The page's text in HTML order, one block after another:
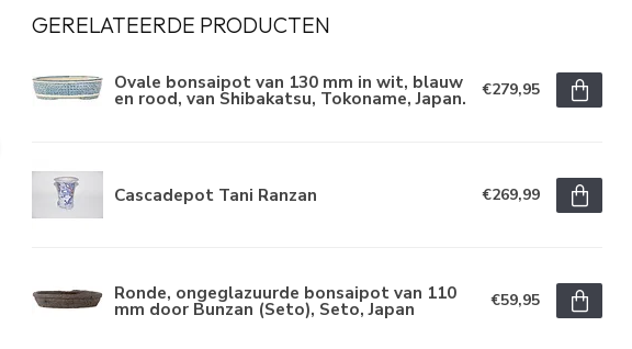
GERELATEERDE PRODUCTEN
Ovale bonsaipot van 130 mm in wit, blauw
en rood, van Shibakatsu, Tokoname, Japan. €279,95
Cascadepot Tani Ranzan €269,99
Ronde, ongeglazuurde bonsaipot van 110
mm door Bunzan (Seto), Seto, Japan €59,95